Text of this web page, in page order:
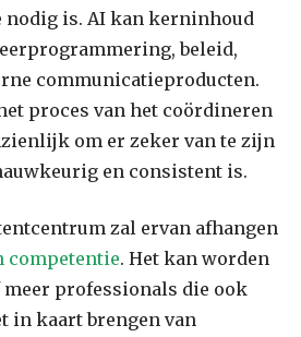
nodig is. AI kan kerninhoud
beleid,
communicatieproducten.
proces van het coördineren
om er zeker van te zijn
en consistent is.
zal ervan afhangen
competentie. Het kan worden
meer professionals die ook
in kaart brengen van